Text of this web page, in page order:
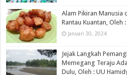
Alam Pikiran Manusia
Rantau Kuantan, Oleh
Januari 30, 2024
Jejak Langkah
Memegang Teraju
Dulu, Oleh : UU